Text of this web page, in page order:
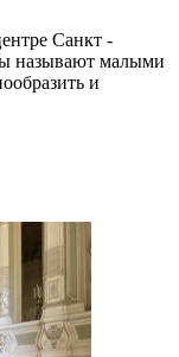
Санкт -
называют малыми
и